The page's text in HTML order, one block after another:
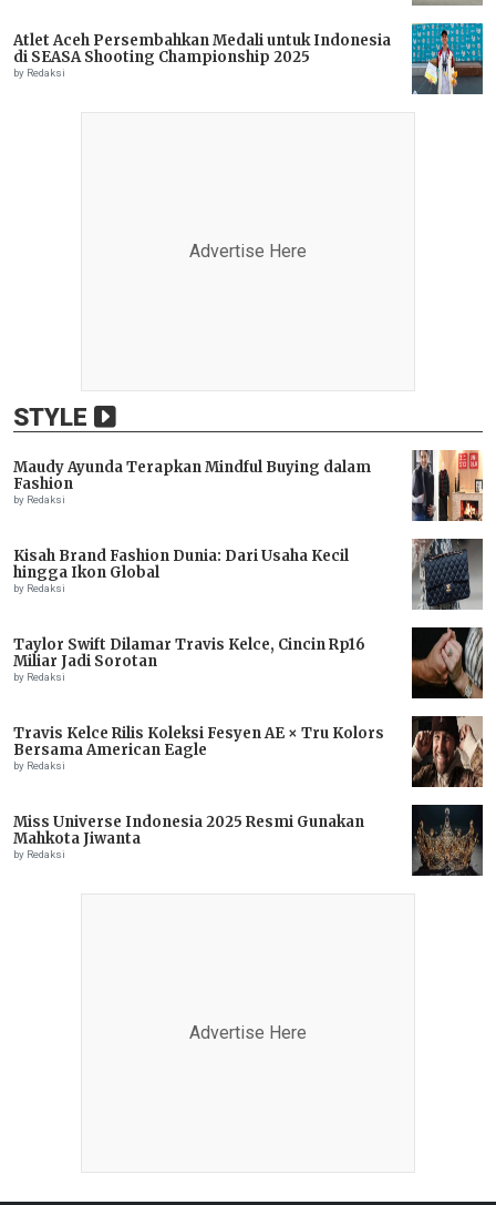
Atlet Aceh Persembahkan Medali untuk Indonesia
di SEASA Shooting Championship 2025
by Redaksi
Advertise Here
STYLE
Maudy Ayunda Terapkan Mindful Buying dalam
Fashion
by Redaksi
Kisah Brand Fashion Dunia: Dari Usaha Kecil
hingga Ikon Global
by Redaksi
Taylor Swift Dilamar Travis Kelce, Cincin Rp16
Miliar Jadi Sorotan
by Redaksi
Travis Kelce Rilis Koleksi Fesyen AE × Tru Kolors
Bersama American Eagle
by Redaksi
Miss Universe Indonesia 2025 Resmi Gunakan
Mahkota Jiwanta
by Redaksi
Advertise Here